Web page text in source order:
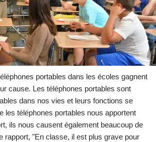
portables dans les écoles gagnent
cause. Les téléphones portables sont
dans nos vies et leurs fonctions se
les téléphones portables nous apportent
ils nous causent également beaucoup de
rapport, "En classe, il est plus grave pour